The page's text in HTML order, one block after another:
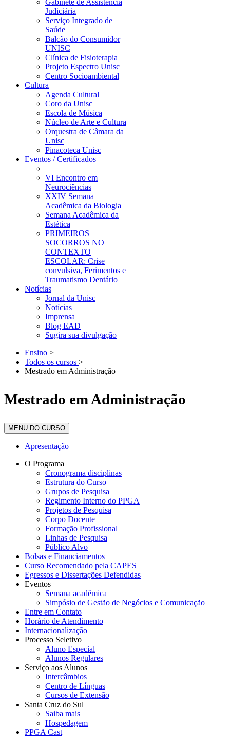
Gabinete de Assistência
Judiciária
Serviço Integrado de
Saúde
Balcão do Consumidor
UNISC
Clínica de Fisioterapia
Projeto Espectro Unisc
Centro Socioambiental
Cultura
Agenda Cultural
Coro da Unisc
Escola de Música
Núcleo de Arte e Cultura
Orquestra de Câmara da
Unisc
Pinacoteca Unisc
Eventos / Certificados
VI Encontro em
Neurociências
XXIV Semana
Acadêmica da Biologia
Semana Acadêmica da
Estética
PRIMEIROS
SOCORROS NO
CONTEXTO
ESCOLAR: Crise
convulsiva, Ferimentos e
Traumatismo Dentário
Notícias
Jornal da Unisc
Notícias
Imprensa
Blog EAD
Sugira sua divulgação
Ensino >
Todos os cursos >
Mestrado em Administração
Mestrado em Administração
MENU DO CURSO
Apresentação
O Programa
Cronograma disciplinas
Estrutura do Curso
Grupos de Pesquisa
Regimento Interno do PPGA
Projetos de Pesquisa
Corpo Docente
Formação Profissional
Linhas de Pesquisa
Público Alvo
Bolsas e Financiamentos
Curso Recomendado pela CAPES
Egressos e Dissertações Defendidas
Eventos
Semana acadêmica
Simpósio de Gestão de Negócios e Comunicação
Entre em Contato
Horário de Atendimento
Internacionalização
Processo Seletivo
Aluno Especial
Alunos Regulares
Serviço aos Alunos
Intercâmbios
Centro de Línguas
Cursos de Extensão
Santa Cruz do Sul
Saiba mais
Hospedagem
PPGA Cast